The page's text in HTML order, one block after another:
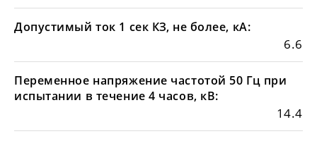
Допустимый ток 1 сек КЗ, не более, кА:
6.6
Переменное напряжение частотой 50 Гц при
испытании в течение 4 часов, кВ:
14.4